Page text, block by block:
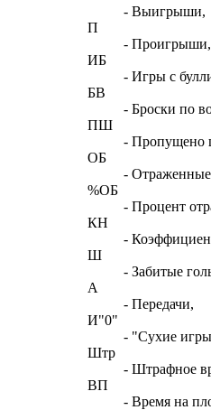
- Выигрыши,
П
- Проигрыши,
ИБ
- Игры с
БВ
- Броски по
ПШ
- Пропущено
ОБ
-
%ОБ
- Процент
КН
-
Ш
- Забитые
А
- Передачи,
И"0"
- "Сухие
Штр
- Штрафное
ВП
- Время на